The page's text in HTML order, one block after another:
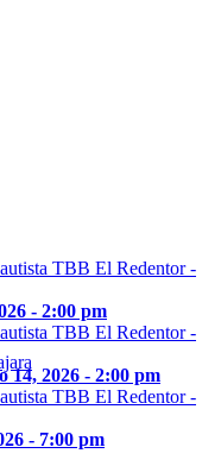
- 2:00 pm
14, 2026 - 2:00 pm
- 7:00 pm